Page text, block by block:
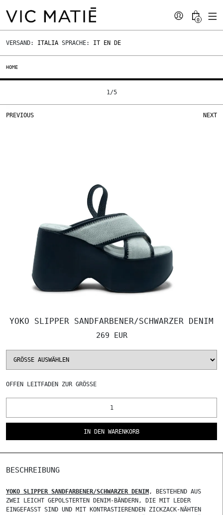
0
VERSAND: ITALIA SPRACHE: IT EN DE
HOME
YOKO SLIPPER SANDFARBENER/SCHWARZER DENIM
269 EUR
OFFEN LEITFADEN ZUR GRÖSSE
IN DEN WARENKORB
PREVIOUS NEXT
1/5
BESCHREIBUNG
YOKO SLIPPER SANDFARBENER/SCHWARZER DENIM , BESTEHEND AUS
ZWEI LEICHT GEPOLSTERTEN DENIM-BÄNDERN, DIE MIT LEDER
EINGEFASST SIND UND MIT KONTRASTIERENDEN ZICKZACK-NÄHTEN